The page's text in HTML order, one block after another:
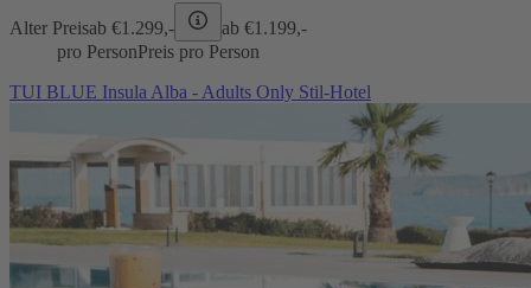
Alter Preisab €1.299,- ab €1.199,-
pro PersonPreis pro Person
TUI BLUE Insula Alba - Adults Only Stil-Hotel